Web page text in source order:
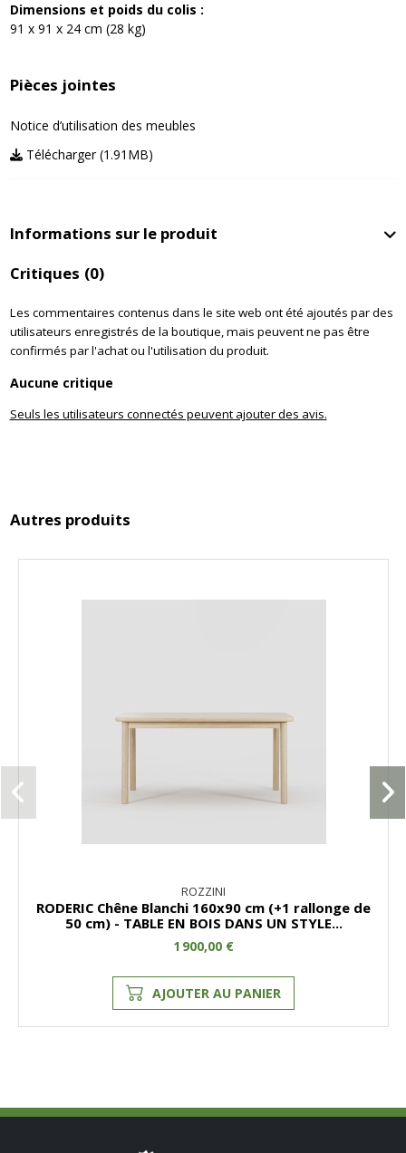
Dimensions et poids du colis :
91 x 91 x 24 cm (28 kg)
Pièces jointes
Notice d’utilisation des meubles
Télécharger (1.91MB)
Informations sur le produit
Critiques (0)
Les commentaires contenus dans le site web ont été ajoutés par des
utilisateurs enregistrés de la boutique, mais peuvent ne pas être
confirmés par l'achat ou l'utilisation du produit.
Aucune critique
Seuls les utilisateurs connectés peuvent ajouter des avis.
Autres produits
ROZZINI
RODERIC Chêne Blanchi 160x90 cm (+1 rallonge de
50 cm) - TABLE EN BOIS DANS UN STYLE...
1 900,00 €
AJOUTER AU PANIER